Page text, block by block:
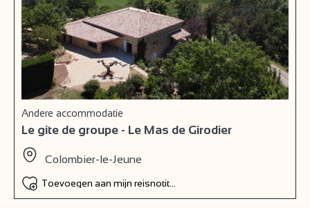
Andere accommodatie
Le gite de groupe - Le Mas de Girodier
Colombier-le-Jeune
Toevoegen aan mijn reisnotitieboek